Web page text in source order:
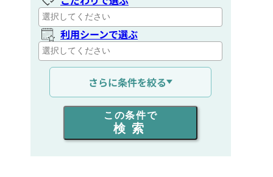
利用シーンで選ぶ
通信距離を選ぶ
出力を選ぶ
同時通話人数を選ぶ
さらに条件を絞る
この条件で
検索